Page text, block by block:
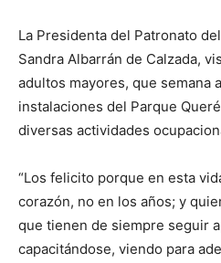
La Presidenta del Patronato
Sandra Albarrán de Calzada,
adultos mayores, que semana
instalaciones del Parque
diversas actividades
“Los felicito porque en esta
corazón, no en los años; y
que tienen de siempre seguir
capacitándose, viendo para